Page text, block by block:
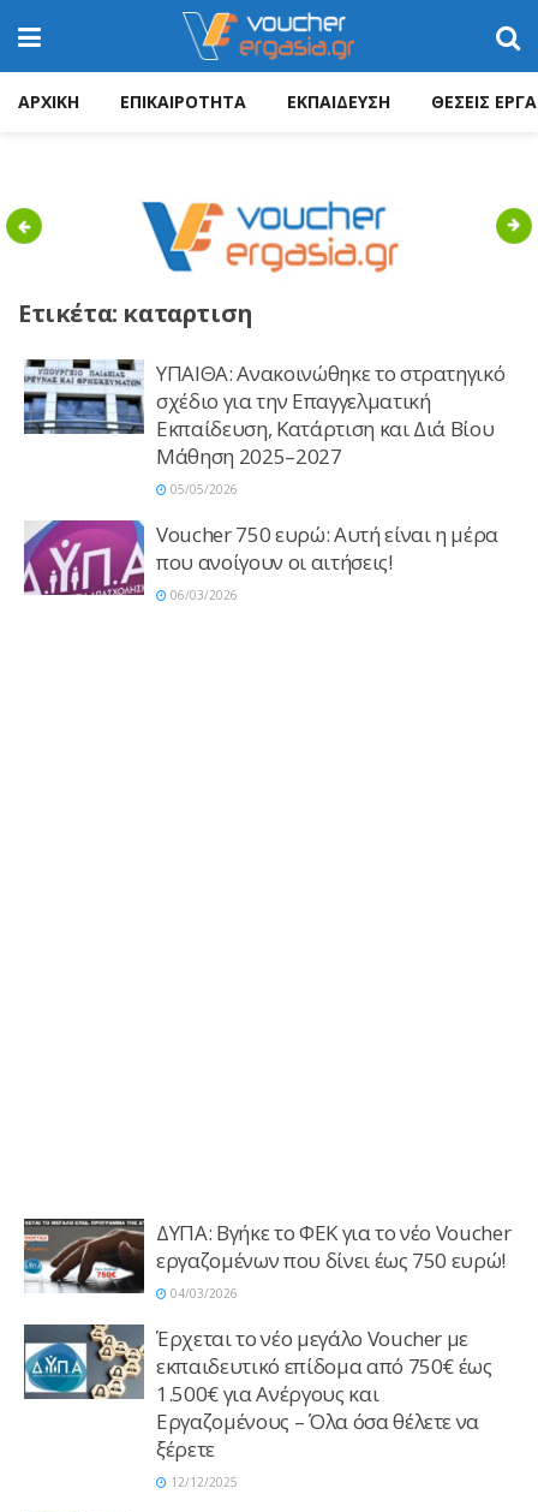
ΑΡΧΙΚΗ ΕΠΙΚΑΙΡΟΤΗΤΑ ΕΚΠΑΙΔΕΥΣΗ ΘΕΣΕΙΣ
Previous
Ετικέτα: καταρτιση
ΥΠΑΙΘΑ: Ανακοινώθηκε το στρατηγικό
σχέδιο για την Επαγγελματική
Εκπαίδευση, Κατάρτιση και Διά Βίου
Μάθηση 2025–2027
05/05/2026
Voucher 750 ευρώ: Αυτή είναι η μέρα
που ανοίγουν οι αιτήσεις!
06/03/2026
ΔΥΠΑ: Βγήκε το ΦΕΚ για το νέο Voucher
εργαζομένων που δίνει έως 750 ευρώ!
04/03/2026
Έρχεται το νέο μεγάλο Voucher με
εκπαιδευτικό επίδομα από 750€ έως
1.500€ για Ανέργους και
Εργαζομένους – Όλα όσα θέλετε να
ξέρετε
12/12/2025